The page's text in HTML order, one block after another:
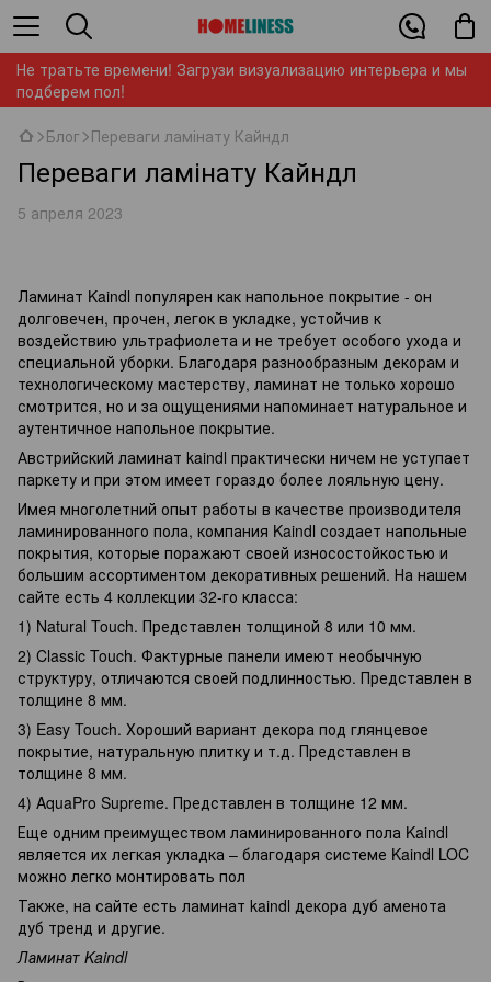
Не тратьте времени! Загрузи визуализацию интерьера и мы
подберем пол!
Блог Переваги ламінату Кайндл
Переваги ламінату Кайндл
5 апреля 2023
Ламинат Kaindl популярен как напольное покрытие - он
долговечен, прочен, легок в укладке, устойчив к
воздействию ультрафиолета и не требует особого ухода и
специальной уборки. Благодаря разнообразным декорам и
технологическому мастерству, ламинат не только хорошо
смотрится, но и за ощущениями напоминает натуральное и
аутентичное напольное покрытие.
Австрийский ламинат kaindl практически ничем не уступает
паркету и при этом имеет гораздо более лояльную цену.
Имея многолетний опыт работы в качестве производителя
ламинированного пола, компания Kaindl создает напольные
покрытия, которые поражают своей износостойкостью и
большим ассортиментом декоративных решений. На нашем
сайте есть 4 коллекции 32-го класса:
1) Natural Touch. Представлен толщиной 8 или 10 мм.
2) Classic Touch. Фактурные панели имеют необычную
структуру, отличаются своей подлинностью. Представлен в
толщине 8 мм.
3) Easy Touch. Хороший вариант декора под глянцевое
покрытие, натуральную плитку и т.д. Представлен в
толщине 8 мм.
4) AquaPro Supreme. Представлен в толщине 12 мм.
Еще одним преимуществом ламинированного пола Kaindl
является их легкая укладка – благодаря системе Kaindl LOC
можно легко монтировать пол
Также, на сайте есть ламинат kaindl декора дуб аменота
дуб тренд и другие.
Ламинат Kaindl